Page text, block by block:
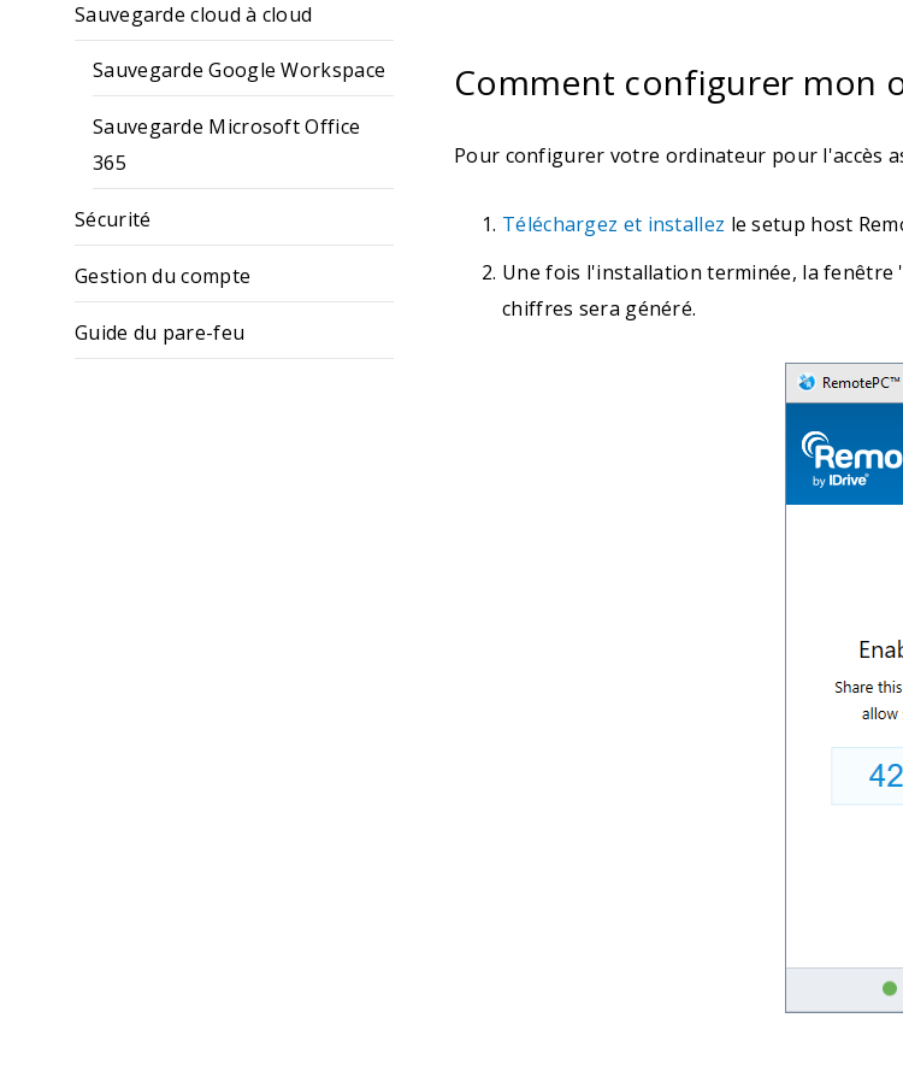
Sauvegarde cloud à cloud
Sauvegarde Google Workspace
Sauvegarde Microsoft Office
365
Sécurité
Gestion du compte
Guide du pare-feu
Comment configurer mon
Pour configurer votre ordinateur pour l'accès
Téléchargez et installez le setup host
Une fois l'installation terminée, la fenêtre
chiffres sera généré.